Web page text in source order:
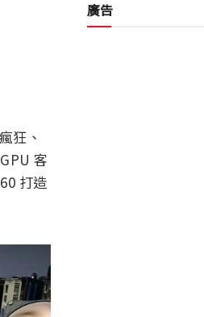
狂、
客
打造
廣告